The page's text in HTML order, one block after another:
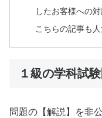
したお客様への
こちらの記事も人
１級の学科試
問題の【解説】を非